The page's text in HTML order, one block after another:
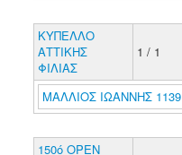
ΚΥΠΕΛΛΟ
ΑΤΤΙΚΗΣ
ΦΙΛΙΑΣ
1 / 1
ΜΑΛΛΙΟΣ ΙΩΑΝΝΗΣ 1139
150ό ΟΡΕΝ